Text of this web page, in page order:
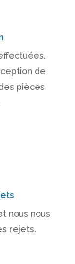
de
pièces
nous nous
rejets.